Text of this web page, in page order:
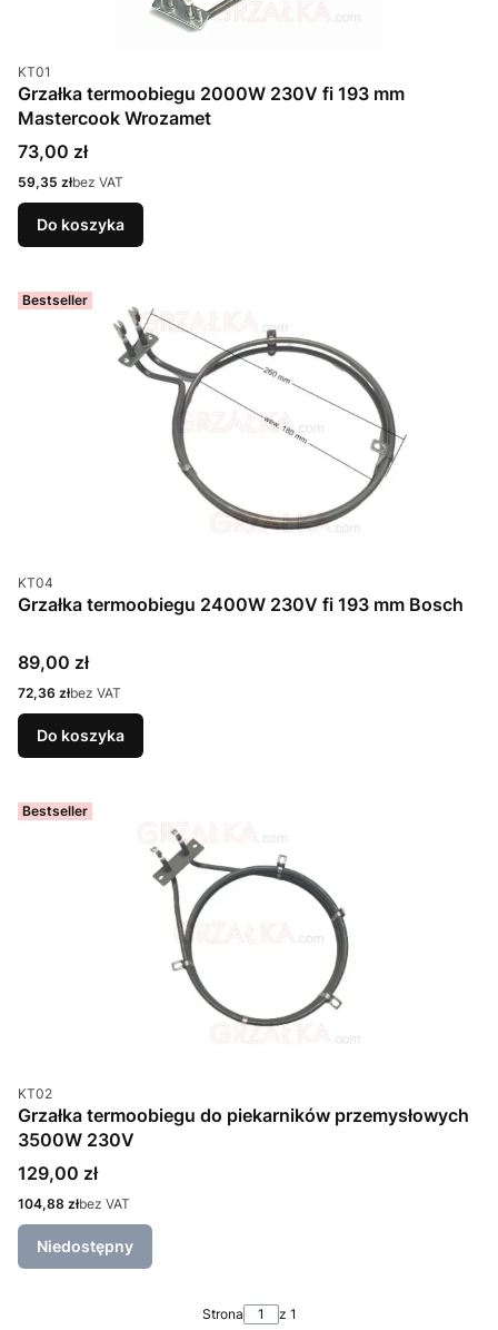
Kod produktu
KT01
Grzałka termoobiegu 2000W 230V fi 193 mm
Mastercook Wrozamet
Cena
73,00 zł
Cena
59,35 złbez VAT
Do koszyka
Bestseller
Kod produktu
KT04
Grzałka termoobiegu 2400W 230V fi 193 mm Bosch
Cena
89,00 zł
Cena
72,36 złbez VAT
Do koszyka
Bestseller
Kod produktu
KT02
Grzałka termoobiegu do piekarników przemysłowych
3500W 230V
Cena
129,00 zł
Cena
104,88 złbez VAT
Niedostępny
Strona z 1